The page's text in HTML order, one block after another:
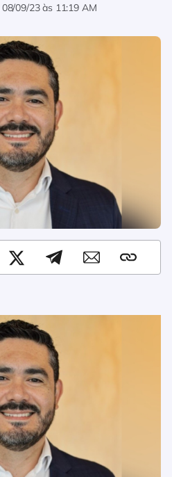
08/09/23 às 11:19 AM